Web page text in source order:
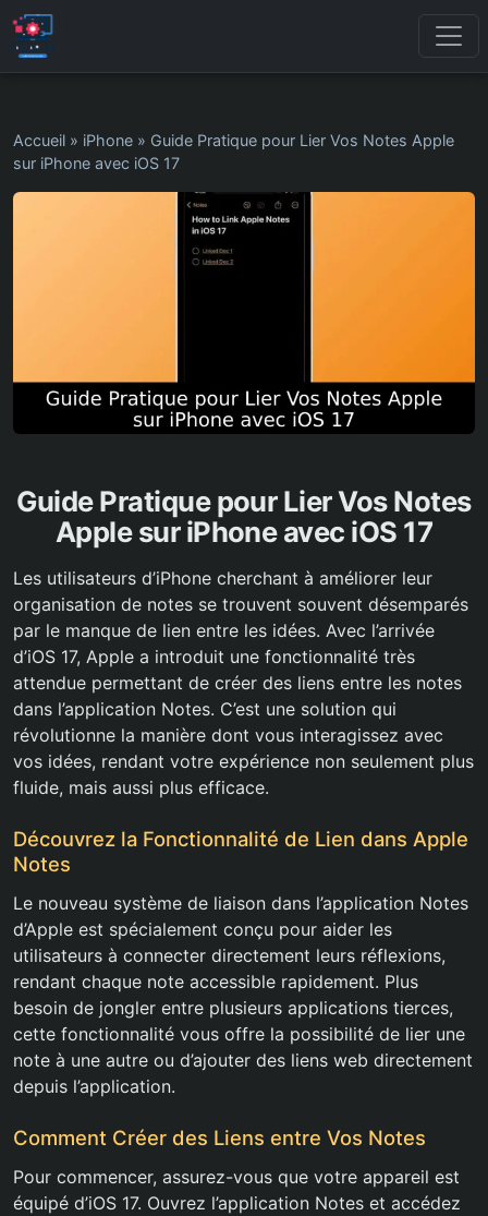
Accueil » iPhone » Guide Pratique pour Lier Vos Notes Apple
sur iPhone avec iOS 17
Guide Pratique pour Lier Vos Notes
Apple sur iPhone avec iOS 17
Les utilisateurs d’iPhone cherchant à améliorer leur
organisation de notes se trouvent souvent désemparés
par le manque de lien entre les idées. Avec l’arrivée
d’iOS 17, Apple a introduit une fonctionnalité très
attendue permettant de créer des liens entre les notes
dans l’application Notes. C’est une solution qui
révolutionne la manière dont vous interagissez avec
vos idées, rendant votre expérience non seulement plus
fluide, mais aussi plus efficace.
Découvrez la Fonctionnalité de Lien dans Apple
Notes
Le nouveau système de liaison dans l’application Notes
d’Apple est spécialement conçu pour aider les
utilisateurs à connecter directement leurs réflexions,
rendant chaque note accessible rapidement. Plus
besoin de jongler entre plusieurs applications tierces,
cette fonctionnalité vous offre la possibilité de lier une
note à une autre ou d’ajouter des liens web directement
depuis l’application.
Comment Créer des Liens entre Vos Notes
Pour commencer, assurez-vous que votre appareil est
équipé d’iOS 17. Ouvrez l’application Notes et accédez